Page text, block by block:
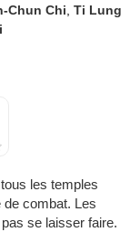
Chun Chi ,Ti Lung
les temples
de combat. Les
se laisser faire.